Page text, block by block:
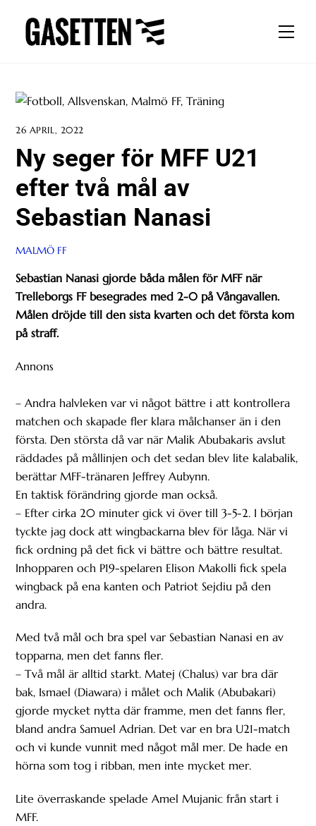
content
26 APRIL, 2022
Ny seger för MFF U21
efter två mål av
Sebastian Nanasi
MALMÖ FF
Sebastian Nanasi gjorde båda målen för MFF när
Trelleborgs FF besegrades med 2-0 på Vångavallen.
Målen dröjde till den sista kvarten och det första kom
på straff.
Annons
– Andra halvleken var vi något bättre i att kontrollera
matchen och skapade fler klara målchanser än i den
första. Den största då var när Malik Abubakaris avslut
räddades på mållinjen och det sedan blev lite kalabalik,
berättar MFF-tränaren Jeffrey Aubynn.
En taktisk förändring gjorde man också.
– Efter cirka 20 minuter gick vi över till 3-5-2. I början
tyckte jag dock att wingbackarna blev för låga. När vi
fick ordning på det fick vi bättre och bättre resultat.
Inhopparen och P19-spelaren Elison Makolli fick spela
wingback på ena kanten och Patriot Sejdiu på den
andra.
Med två mål och bra spel var Sebastian Nanasi en av
topparna, men det fanns fler.
– Två mål är alltid starkt. Matej (Chalus) var bra där
bak, Ismael (Diawara) i målet och Malik (Abubakari)
gjorde mycket nytta där framme, men det fanns fler,
bland andra Samuel Adrian. Det var en bra U21-match
och vi kunde vunnit med något mål mer. De hade en
hörna som tog i ribban, men inte mycket mer.
Lite överraskande spelade Amel Mujanic från start i
MFF.